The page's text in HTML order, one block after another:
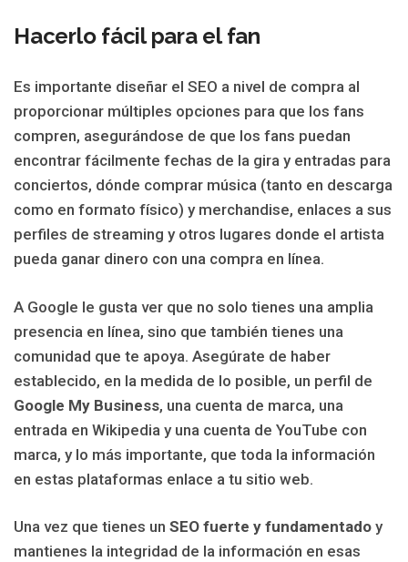
Hacerlo fácil para el fan
Es importante diseñar el SEO a nivel de compra al
proporcionar múltiples opciones para que los fans
compren, asegurándose de que los fans puedan
encontrar fácilmente fechas de la gira y entradas para
conciertos, dónde comprar música (tanto en descarga
como en formato físico) y merchandise, enlaces a sus
perfiles de streaming y otros lugares donde el artista
pueda ganar dinero con una compra en línea.
A Google le gusta ver que no solo tienes una amplia
presencia en línea, sino que también tienes una
comunidad que te apoya. Asegúrate de haber
establecido, en la medida de lo posible, un perfil de
Google My Business, una cuenta de marca, una
entrada en Wikipedia y una cuenta de YouTube con
marca, y lo más importante, que toda la información
en estas plataformas enlace a tu sitio web.
Una vez que tienes un SEO fuerte y fundamentado y
mantienes la integridad de la información en esas